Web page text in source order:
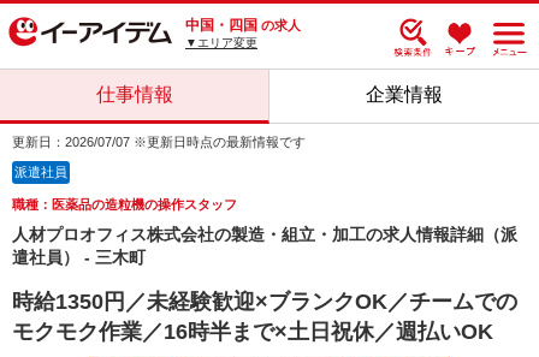
中国・四国 の求人
▼エリア変更
仕事情報 企業情報
更新日：2026/07/07 ※更新日時点の最新情報です
派遣社員
職種：医薬品の造粒機の操作スタッフ
人材プロオフィス株式会社の製造・組立・加工の求人情報詳細（派
遣社員） - 三木町
時給1350円／未経験歓迎×ブランクOK／チームでの
モクモク作業／16時半まで×土日祝休／週払いOK